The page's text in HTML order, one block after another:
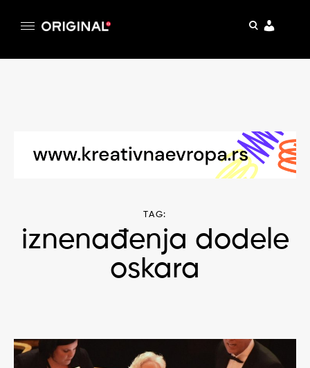
pretraga
TAG:
iznenađenja dodele
oskara